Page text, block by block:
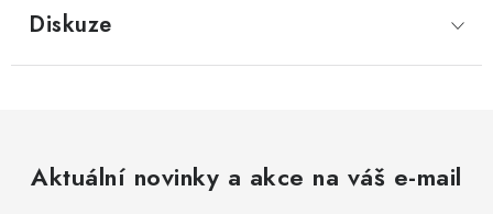
Diskuze
Aktuální novinky a akce na váš e-mail